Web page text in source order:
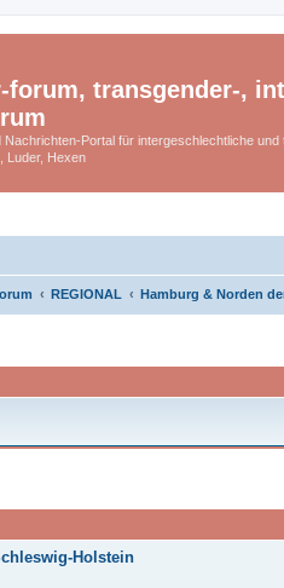
forum, transgender-,
Nachrichten-Portal für intergeschlechtliche
Luder, Hexen
REGIONAL Hamburg & Norden
Holstein